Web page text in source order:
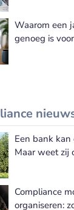
Waarom een
genoeg is
Een bank
Maar weet zij
Compliance
organiseren: